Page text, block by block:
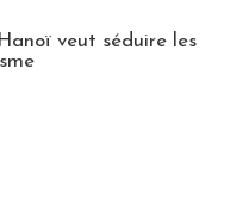
veut séduire les